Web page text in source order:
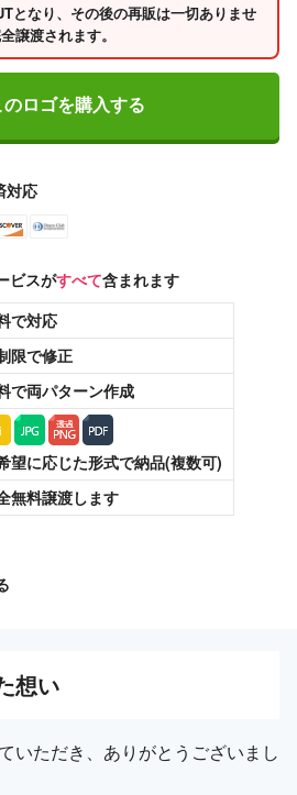
となり、その後の再販は一切ありませ
譲渡されます。
のロゴを購入する
対応
ビスがすべて含まれます
で対応
限で修正
で両パターン作成
望に応じた形式で納品(複数可)
無料譲渡します
想い
いただき、ありがとうございまし